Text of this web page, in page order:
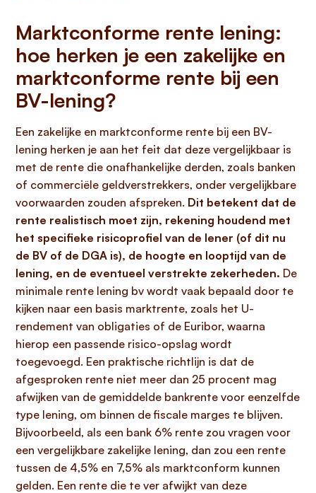
Marktconforme rente lening:
hoe herken je een zakelijke en
marktconforme rente bij een
BV-lening?
Een zakelijke en marktconforme rente bij een BV-
lening herken je aan het feit dat deze vergelijkbaar is
met de rente die onafhankelijke derden, zoals banken
of commerciële geldverstrekkers, onder vergelijkbare
voorwaarden zouden afspreken. Dit betekent dat de
rente realistisch moet zijn, rekening houdend met
het specifieke risicoprofiel van de lener (of dit nu
de BV of de DGA is), de hoogte en looptijd van de
lening, en de eventueel verstrekte zekerheden. De
minimale rente lening bv wordt vaak bepaald door te
kijken naar een basis marktrente, zoals het U-
rendement van obligaties of de Euribor, waarna
hierop een passende risico-opslag wordt
toegevoegd. Een praktische richtlijn is dat de
afgesproken rente niet meer dan 25 procent mag
afwijken van de gemiddelde bankrente voor eenzelfde
type lening, om binnen de fiscale marges te blijven.
Bijvoorbeeld, als een bank 6% rente zou vragen voor
een vergelijkbare zakelijke lening, dan zou een rente
tussen de 4,5% en 7,5% als marktconform kunnen
gelden. Een rente die te ver afwijkt van deze